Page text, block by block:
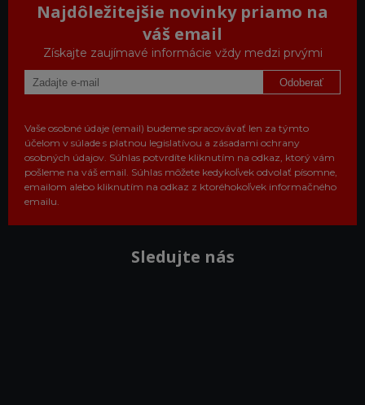
Najdôležitejšie novinky priamo na
váš email
Získajte zaujímavé informácie vždy medzi prvými
Odoberať
Vaše osobné údaje (email) budeme spracovávať len za týmto
účelom v súlade s platnou legislatívou a zásadami ochrany
osobných údajov. Súhlas potvrdíte kliknutím na odkaz, ktorý vám
pošleme na váš email. Súhlas môžete kedykoľvek odvolať písomne,
emailom alebo kliknutím na odkaz z ktoréhokoľvek informačného
emailu.
Sledujte nás